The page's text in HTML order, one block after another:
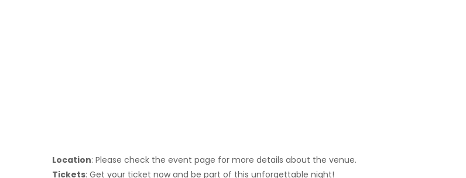
Location: Please check the event page for more details about the venue.
Tickets: Get your ticket now and be part of this unforgettable night!